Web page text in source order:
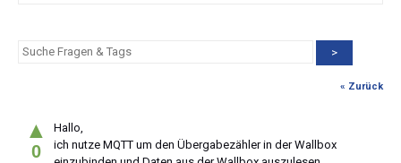
>
« Zurück
▲
0
Hallo,
ich nutze MQTT um den Übergabezähler in der Wallbox